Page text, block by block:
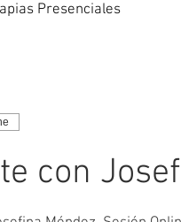
Presenciales
con